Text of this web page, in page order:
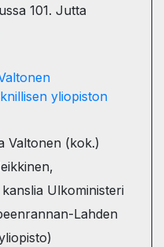
101. Jutta
yliopiston
Valtonen (kok.)
Ulkoministeri
Lahden